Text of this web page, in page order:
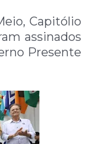
Capitólio
assinados
Presente